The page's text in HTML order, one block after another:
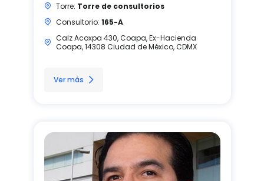
Torre: Torre de consultorios
Consultorio: 165-A
Calz Acoxpa 430, Coapa, Ex-Hacienda
Coapa, 14308 Ciudad de México, CDMX
Ver más